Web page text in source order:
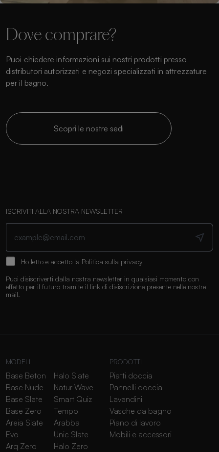
Dove comprare?
Puoi chiedere informazioni sui nostri prodotti presso
distributori autorizzati e negozi specializzati in attrezzature
per il bagno.
Scopri le nostre sedi
ISCRIVITI ALLA NOSTRA NEWSLETTER
Ho letto e accetto la Politica sulla privacy
Puoi disiscriverti dalla nostra newsletter in qualsiasi momento con
effetto per il futuro tramite il link di disiscrizione presente nelle nostre
mail.
MODELLI
Base Beton
Base Nude
Base Slate
Base Zero
Areia Slate
Evo
Arq Zero
Halo Slate
Natur Wave
Smart Quiz
Tempo
Arabba
Unic Slate
Halo Zero
PRODOTTI
Piatti doccia
Pannelli doccia
Lavandini
Vasche da bagno
Piano di lavoro
Mobili e accessori